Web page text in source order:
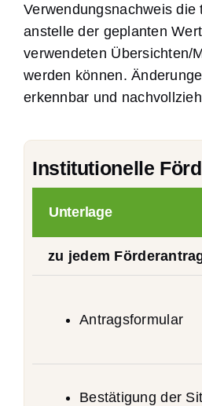
Verwendungsnachweis die
anstelle der geplanten
verwendeten Übersichten/
werden können.
erkennbar und
Institutionelle
Unterlage
zu jedem
Antragsformular
Bestätigung der